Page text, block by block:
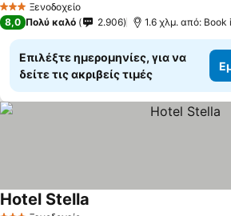
3 ΑστέριαΞενοδοχείο
8,0 Πολύ καλό 2.906 1.6 χλμ. από: Book
Επιλέξτε ημερομηνίες, για να
δείτε τις ακριβείς τιμές
Hotel Stella